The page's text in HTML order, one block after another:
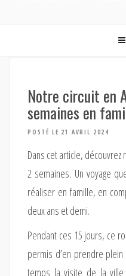
Notre circuit en
semaines en
POSTÉ LE 21 AVRIL 2024
Dans cet article,
2 semaines. Un voyage
réaliser en famille, en
deux ans et demi.
Pendant ces 15 jours, ce
permis d’en prendre
temps la visite de la